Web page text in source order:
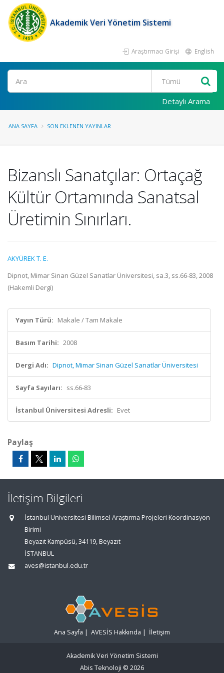
Akademik Veri Yönetim Sistemi
Araştırmacı Girişi English
Ara
Detaylı Arama
ANA SAYFA SON EKLENEN YAYINLAR
Bizanslı Sanatçılar: Ortaçağ
Kültür Ortamında Sanatsal
Üretimin Sınırları.
AKYÜREK T. E.
Dipnot, Mimar Sinan Güzel Sanatlar Üniversitesi, sa.3, ss.66-83, 2008
(Hakemli Dergi)
Yayın Türü: Makale / Tam Makale
Basım Tarihi: 2008
Dergi Adı: Dipnot, Mimar Sinan Güzel Sanatlar Üniversitesi
Sayfa Sayıları: ss.66-83
İstanbul Üniversitesi Adresli: Evet
Paylaş
İletişim Bilgileri
İstanbul Üniversitesi Bilimsel Araştırma Projeleri Koordinasyon
Birimi
Beyazıt Kampüsü, 34119, Beyazıt
İSTANBUL
aves@istanbul.edu.tr
Ana Sayfa | AVESİS Hakkında | İletişim
Akademik Veri Yönetim Sistemi
Abis Teknoloji © 2026